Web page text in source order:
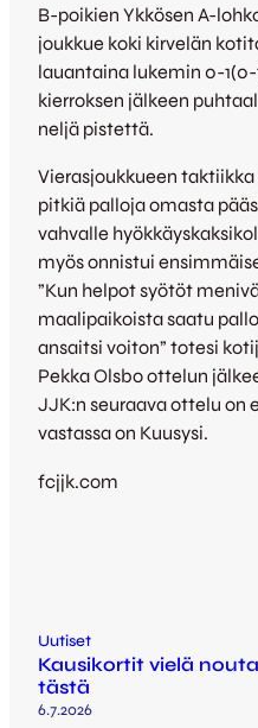
B-poikien Ykkösen A-
joukkue koki kirvelän
lauantaina lukemin 0-
kierroksen jälkeen
neljä pistettä.
Vierasjoukkueen
pitkiä palloja omasta
vahvalle
myös onnistui
”Kun helpot syötöt
maalipaikoista saatu
ansaitsi voiton” totesi
Pekka Olsbo ottelun
JJK:n seuraava ottelu on
vastassa on Kuusysi.
fcjjk.com
Uutiset
Kausikortit vielä
tästä
6.7.2026